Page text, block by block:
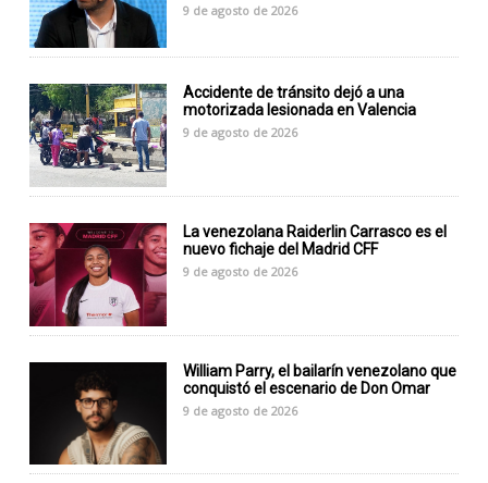
9 de agosto de 2026
Accidente de tránsito dejó a una
motorizada lesionada en Valencia
9 de agosto de 2026
La venezolana Raiderlin Carrasco es el
nuevo fichaje del Madrid CFF
9 de agosto de 2026
William Parry, el bailarín venezolano que
conquistó el escenario de Don Omar
9 de agosto de 2026